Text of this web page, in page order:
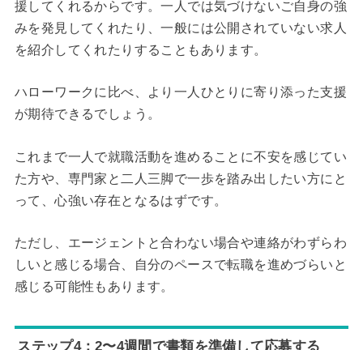
援してくれるからです。一人では気づけないご自身の強
みを発見してくれたり、一般には公開されていない求人
を紹介してくれたりすることもあります。
ハローワークに比べ、より一人ひとりに寄り添った支援
が期待できるでしょう。
これまで一人で就職活動を進めることに不安を感じてい
た方や、専門家と二人三脚で一歩を踏み出したい方にと
って、心強い存在となるはずです。
ただし、エージェントと合わない場合や連絡がわずらわ
しいと感じる場合、自分のペースで転職を進めづらいと
感じる可能性もあります。
ステップ4：2〜4週間で書類を準備して応募する